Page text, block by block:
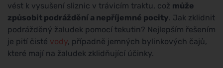
vést k vysušení sliznic v trávicím traktu, což může
způsobit podráždění a nepříjemné pocity. Jak zklidnit
podrážděný žaludek pomocí tekutin? Nejlepším řešením
je pití čisté vody, případně jemných bylinkových čajů,
které mají na žaludek zklidňující účinky.